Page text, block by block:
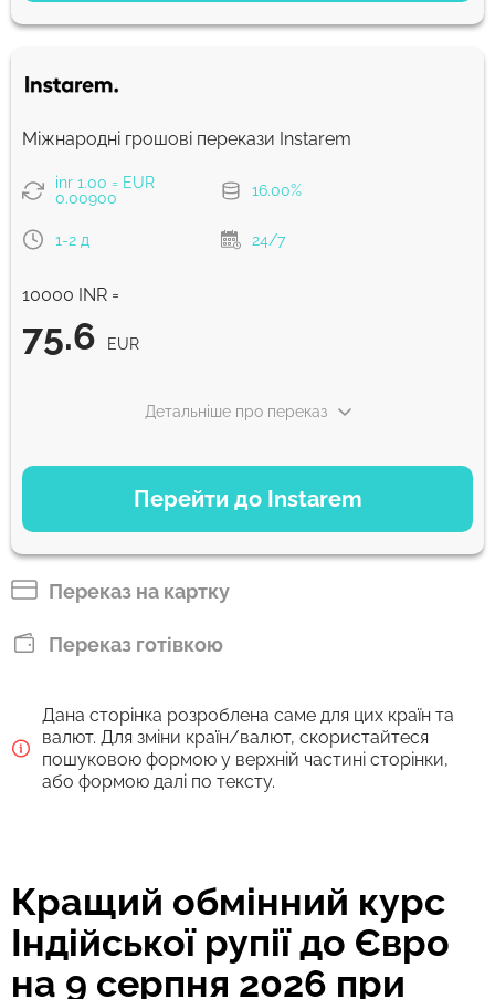
90.32 EUR 0-1 д
Для нових користувачів перший переказ без комісії та кращий
Міжнародні грошові перекази Instarem
inr 1.00 = EUR
0.00900
16.00%
1-2 д 24/7
10000 INR =
75.6 EUR
Перейти до Instarem
Детальніше про переказ
ВАРІАНТИ ОПЛАТИ
З рахунку
75.6 EUR 1-2 д
під час першого переказу
Переказ на картку
Переказ готівкою
Дана сторінка розроблена саме для цих країн та
валют. Для зміни країн/валют, скористайтеся
пошуковою формою у верхній частині сторінки,
або формою далі по тексту.
Кращий обмінний курс
Індійської рупії до Євро
на 9 серпня 2026 при